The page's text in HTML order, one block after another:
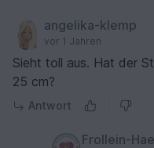
angelika-klemp
vor 1 Jahren
Sieht toll aus. Hat der
25 cm?
Antwort
Frollein-